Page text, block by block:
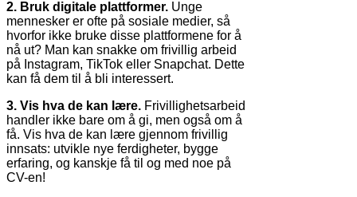
2. Bruk digitale plattformer. Unge
mennesker er ofte på sosiale medier, så
hvorfor ikke bruke disse plattformene for å
nå ut? Man kan snakke om frivillig arbeid
på Instagram, TikTok eller Snapchat. Dette
kan få dem til å bli interessert.
3. Vis hva de kan lære. Frivillighetsarbeid
handler ikke bare om å gi, men også om å
få. Vis hva de kan lære gjennom frivillig
innsats: utvikle nye ferdigheter, bygge
erfaring, og kanskje få til og med noe på
CV-en!